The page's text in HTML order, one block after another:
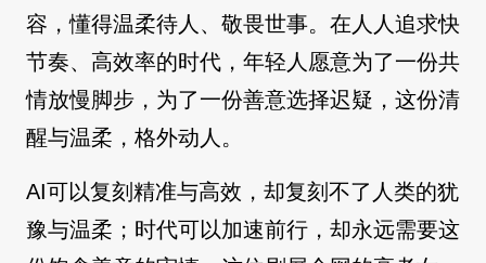
容，懂得温柔待人、敬畏世事。在人人追求快
节奏、高效率的时代，年轻人愿意为了一份共
情放慢脚步，为了一份善意选择迟疑，这份清
醒与温柔，格外动人。
AI可以复刻精准与高效，却复刻不了人类的犹
豫与温柔；时代可以加速前行，却永远需要这